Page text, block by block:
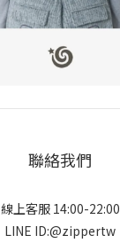
聯絡我們
線上客服 14:00-22:00
LINE ID:@zippertw